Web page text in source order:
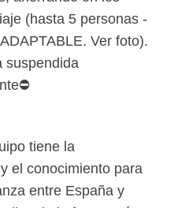
(hasta 5 personas -
Ver foto).
suspendida
tiene la
el conocimiento para
entre España y